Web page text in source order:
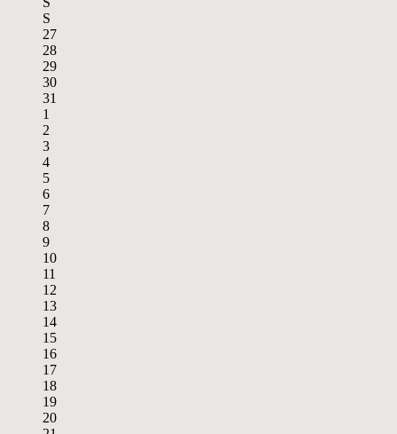
S
27
28
29
30
31
1
2
3
4
5
6
7
8
9
10
11
12
13
14
15
16
17
18
19
20